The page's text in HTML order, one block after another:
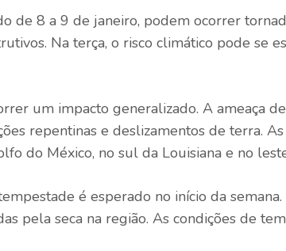
de 8 a 9 de janeiro, podem ocorrer
Na terça, o risco climático pode se
um impacto generalizado. A ameaça
repentinas e deslizamentos de terra.
do México, no sul da Louisiana e no
é esperado no início da semana.
pela seca na região. As condições de